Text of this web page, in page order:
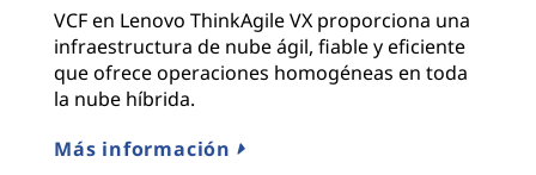
VCF en Lenovo ThinkAgile VX proporciona una
infraestructura de nube ágil, fiable y eficiente
que ofrece operaciones homogéneas en toda
la nube híbrida.
Más información